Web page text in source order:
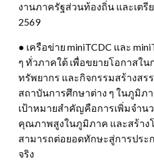
งานภาครัฐส่วนท้องถิ่น และเตรี
2569
● เครือข่าย miniTCDC และ
ๆ ทั่วภาคใต้ เพื่อขยายโอกาสใน
ทรัพยากร และกิจกรรมสร้างส
สถาบันการศึกษาต่าง ๆ ในภูมิภ
เป้าหมายสำคัญคือการเพิ่มจำน
คุณภาพสูงในภูมิภาค และสร้าง
สามารถต่อยอดทักษะสู่การประ
จริง